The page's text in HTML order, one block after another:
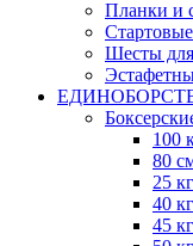
Планки и
Шесты
100
80
25 кг
40 кг
45 кг